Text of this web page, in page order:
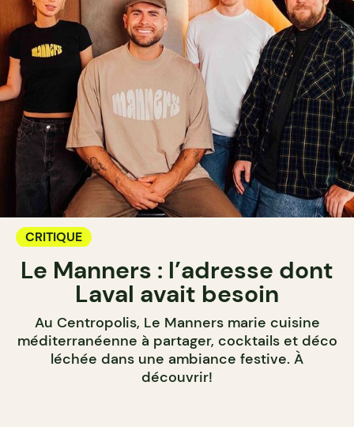
CRITIQUE
Le Manners : l’adresse dont
Laval avait besoin
Au Centropolis, Le Manners marie cuisine
méditerranéenne à partager, cocktails et déco
léchée dans une ambiance festive. À
découvrir!